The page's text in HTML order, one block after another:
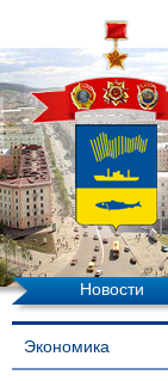
Новости
Экономика